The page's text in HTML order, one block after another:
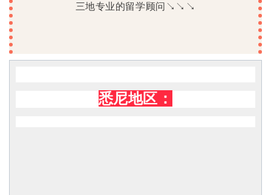
三地专业的留学顾问↘↘↘
悉尼地区：